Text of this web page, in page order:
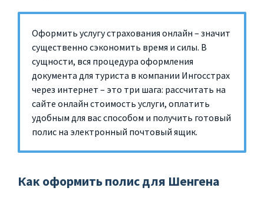
Оформить услугу страхования онлайн – значит
существенно сэкономить время и силы. В
сущности, вся процедура оформления
документа для туриста в компании Ингосстрах
через интернет – это три шага: рассчитать на
сайте онлайн стоимость услуги, оплатить
удобным для вас способом и получить готовый
полис на электронный почтовый ящик.
Как оформить полис для Шенгена